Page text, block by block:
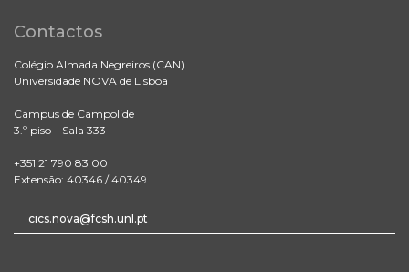
Contactos
Colégio Almada Negreiros (CAN)
Universidade NOVA de Lisboa
Campus de Campolide
3.º piso – Sala 333
+351 21 790 83 00
Extensão: 40346 / 40349
cics.nova@fcsh.unl.pt